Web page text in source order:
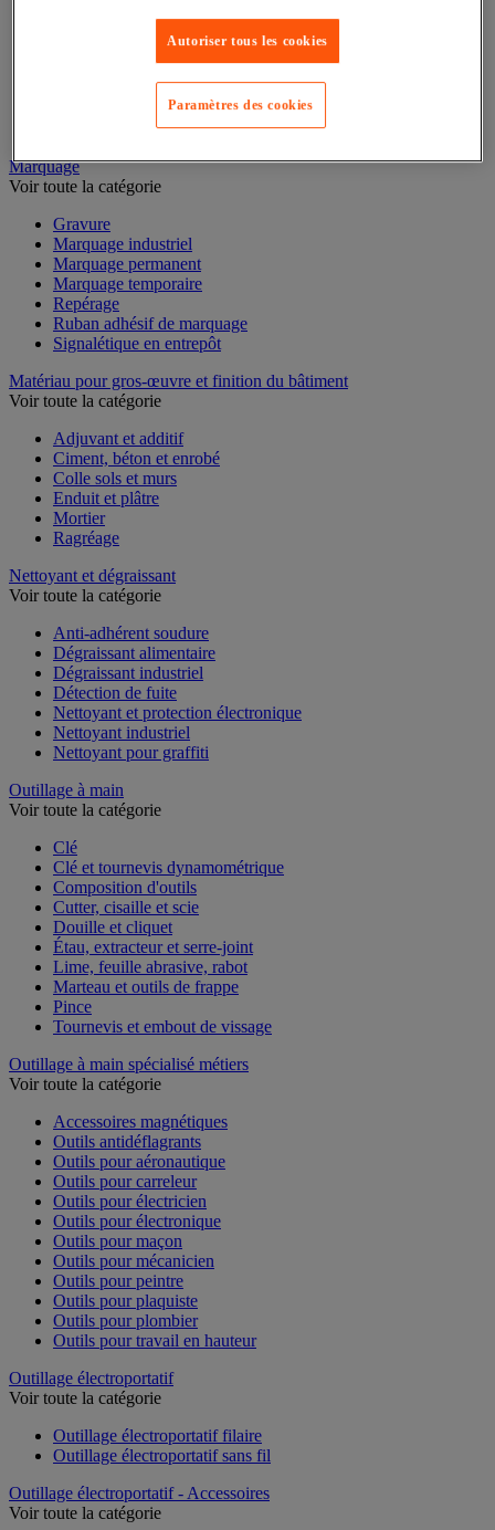
Mesure du temps
Mesure et repère de chantier
Mesure topographique
Mesureur et détecteur d'épaisseur
Thermomètre et thermohygromètre
Marquage
Voir toute la catégorie
Gravure
Marquage industriel
Marquage permanent
Marquage temporaire
Repérage
Ruban adhésif de marquage
Signalétique en entrepôt
Matériau pour gros-œuvre et finition du bâtiment
Voir toute la catégorie
Adjuvant et additif
Ciment, béton et enrobé
Colle sols et murs
Enduit et plâtre
Mortier
Ragréage
Nettoyant et dégraissant
Voir toute la catégorie
Anti-adhérent soudure
Dégraissant alimentaire
Dégraissant industriel
Détection de fuite
Nettoyant et protection électronique
Nettoyant industriel
Nettoyant pour graffiti
Outillage à main
Voir toute la catégorie
Clé
Clé et tournevis dynamométrique
Composition d'outils
Cutter, cisaille et scie
Douille et cliquet
Étau, extracteur et serre-joint
Lime, feuille abrasive, rabot
Marteau et outils de frappe
Pince
Tournevis et embout de vissage
Outillage à main spécialisé métiers
Voir toute la catégorie
Accessoires magnétiques
Outils antidéflagrants
Outils pour aéronautique
Outils pour carreleur
Outils pour électricien
Outils pour électronique
Outils pour maçon
Outils pour mécanicien
Outils pour peintre
Outils pour plaquiste
Outils pour plombier
Outils pour travail en hauteur
Outillage électroportatif
Voir toute la catégorie
Outillage électroportatif filaire
Outillage électroportatif sans fil
Outillage électroportatif - Accessoires
Voir toute la catégorie
Autoriser tous les cookies
Paramètres des cookies